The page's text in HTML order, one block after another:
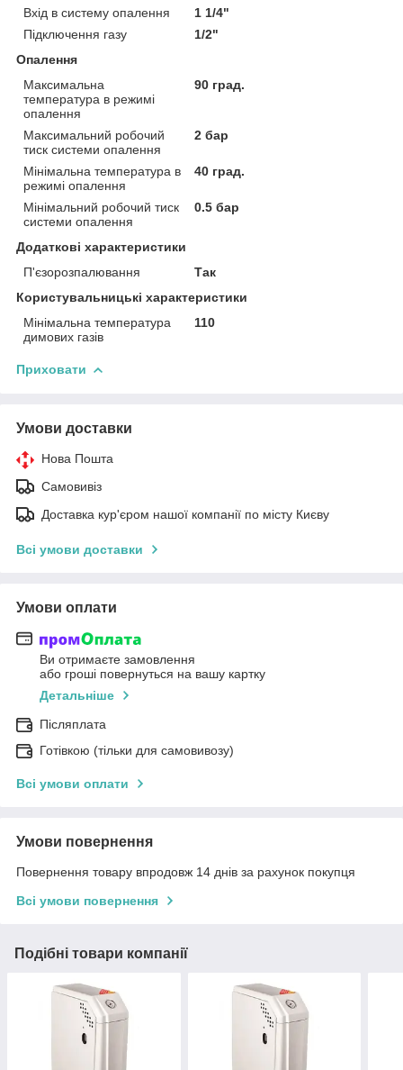
Вхід в систему опалення
1 1/4"
Підключення газу
1/2"
Опалення
Максимальна
температура в режимі
опалення
90 град.
Максимальний робочий
тиск системи опалення
2 бар
Мінімальна температура в
режимі опалення
40 град.
Мінімальний робочий тиск
системи опалення
0.5 бар
Додаткові характеристики
П'єзорозпалювання
Так
Користувальницькі характеристики
Мінімальна температура
димових газів
110
Приховати
Умови доставки
Нова Пошта
Самовивіз
Доставка кур'єром нашої компанії по місту Києву
Всі умови доставки
Умови оплати
Ви отримаєте замовлення
або гроші повернуться на вашу картку
Детальніше
Післяплата
Готівкою (тільки для самовивозу)
Всі умови оплати
Умови повернення
Повернення товару впродовж 14 днів за рахунок покупця
Всі умови повернення
Подібні товари компанії